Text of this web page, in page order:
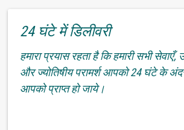
24 घंटे में डिलीवरी
हमारा प्रयास रहता है कि हमारी सभी सेवाएँ,
और ज्योतिषीय परामर्श आपको 24 घंटे के
आपको प्राप्त हो जाये।